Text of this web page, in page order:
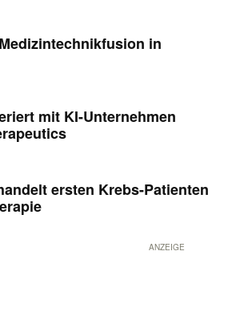
in
mit KI-Unternehmen
ersten Krebs-Patienten
ANZEIGE